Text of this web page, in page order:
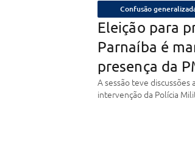
Confusão
Eleição para
Parnaíba é
presença da
A sessão teve
intervenção da Polícia